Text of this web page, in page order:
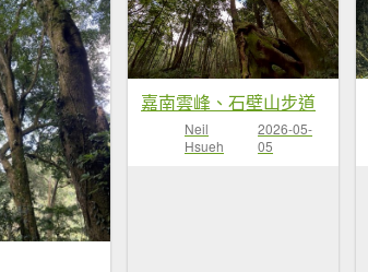
嘉南雲峰、石壁山步道
Neil
Hsueh
2026-05-
05